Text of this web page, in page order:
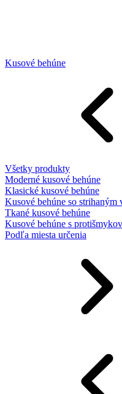
Kusové behúne
Všetky produkty
Moderné kusové behúne
Klasické kusové behúne
Kusové behúne so strihaným
Tkané kusové behúne
Kusové behúne s
Podľa miesta určenia